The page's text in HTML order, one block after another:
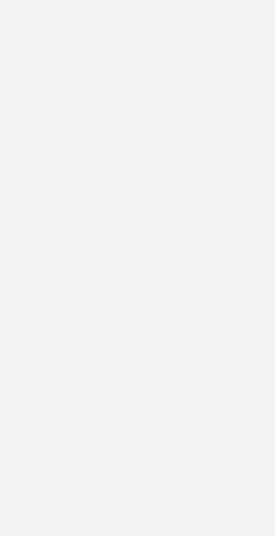
Einlenken von Westnetz ist
in Bürgerhand“, sagt
Energy. „Damit
Chance, sauberen Strom zu
Allerdings sei hier darauf
gültige Normen für den
werden und ein
ob die Elektroanlage in der
mitbringt, damit es
auf das
Streit zwischen Westnetz und
Dabei ging es darum, dass der
Ökostromversorger
weil die Gefahren zu hoch